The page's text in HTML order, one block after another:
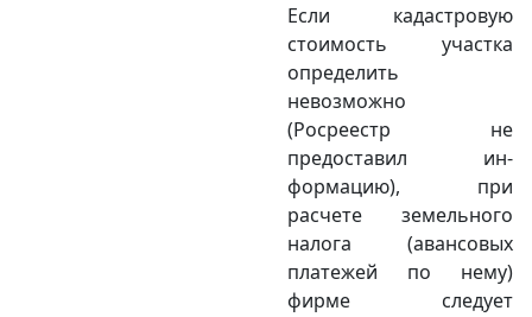
Если кадастровую
стоимость участка
определить
невозможно
(Росреестр не
предоставил ин­
формацию), при
расчете зе­мель­ного
налога (авансовых
плате­жей по нему)
фирме следует